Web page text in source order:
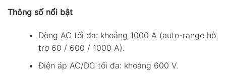
Thông số nổi bật
Dòng AC tối đa: khoảng 1000 A (auto-range hỗ
trợ 60 / 600 / 1000 A).
Điện áp AC/DC tối đa: khoảng 600 V.